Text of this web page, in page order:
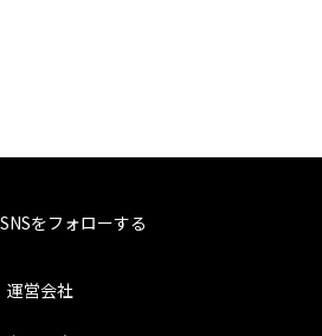
をフォローする
運営会社